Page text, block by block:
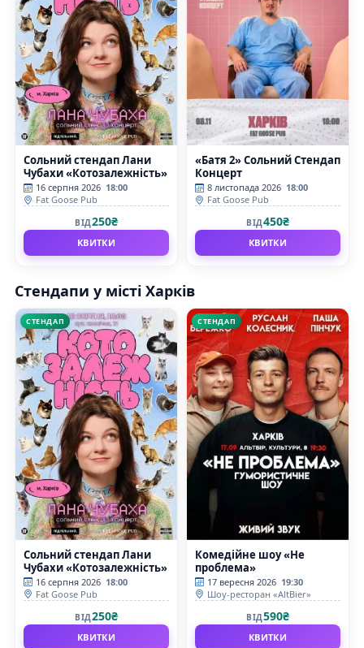
Сольний стендап Лани
Чубахи «Котозалежність»
16 серпня 2026 18:00
Fat Goose Pub
ВІД250₴
КВИТКИ
«Батя 2» Сольний Стендап
Концерт
8 листопада 2026 18:00
Fat Goose Pub
ВІД450₴
КВИТКИ
Стендапи у місті Харків
СТЕНДАП
Сольний стендап Лани
Чубахи «Котозалежність»
16 серпня 2026 18:00
Fat Goose Pub
ВІД250₴
КВИТКИ
СТЕНДАП
Комедійне шоу «Не
проблема»
17 вересня 2026 19:30
Шоу-ресторан «AltBier»
ВІД590₴
КВИТКИ